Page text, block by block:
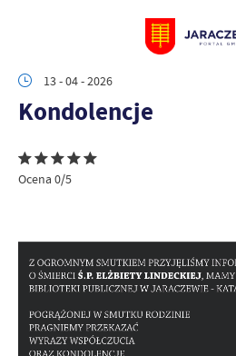
13 - 04 - 2026
Kondolencje
Ocena 0/5